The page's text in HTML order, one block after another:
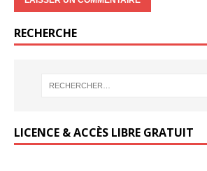
RECHERCHE
LICENCE & ACCÈS LIBRE GRATUIT